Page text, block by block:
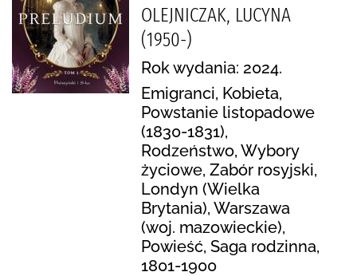
OLEJNICZAK, LUCYNA
(1950-)
Rok wydania: 2024.
Emigranci, Kobieta,
Powstanie listopadowe
(1830-1831),
Rodzeństwo, Wybory
życiowe, Zabór rosyjski,
Londyn (Wielka
Brytania), Warszawa
(woj. mazowieckie),
Powieść, Saga rodzinna,
1801-1900